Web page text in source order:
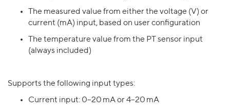
The measured value from either the voltage (V) or
current (mA) input, based on user configuration
The temperature value from the PT sensor input
(always included)
Supports the following input types:
Current input: 0–20 mA or 4–20 mA